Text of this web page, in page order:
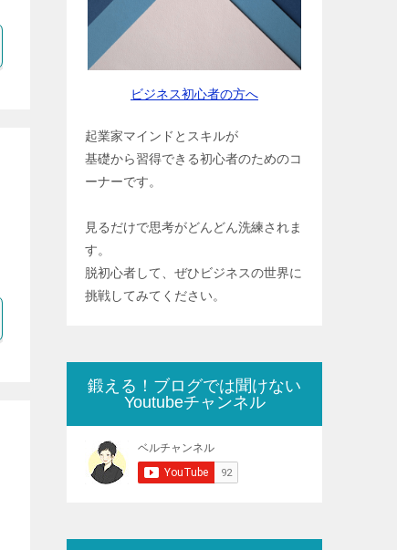
ビジネス初心者の方へ
起業家マインドとスキルが
基礎から習得できる初心者のためのコ
ーナーです。
見るだけで思考がどんどん洗練されま
す。
脱初心者して、ぜひビジネスの世界に
挑戦してみてください。
鍛える！ブログでは聞けない
Youtubeチャンネル